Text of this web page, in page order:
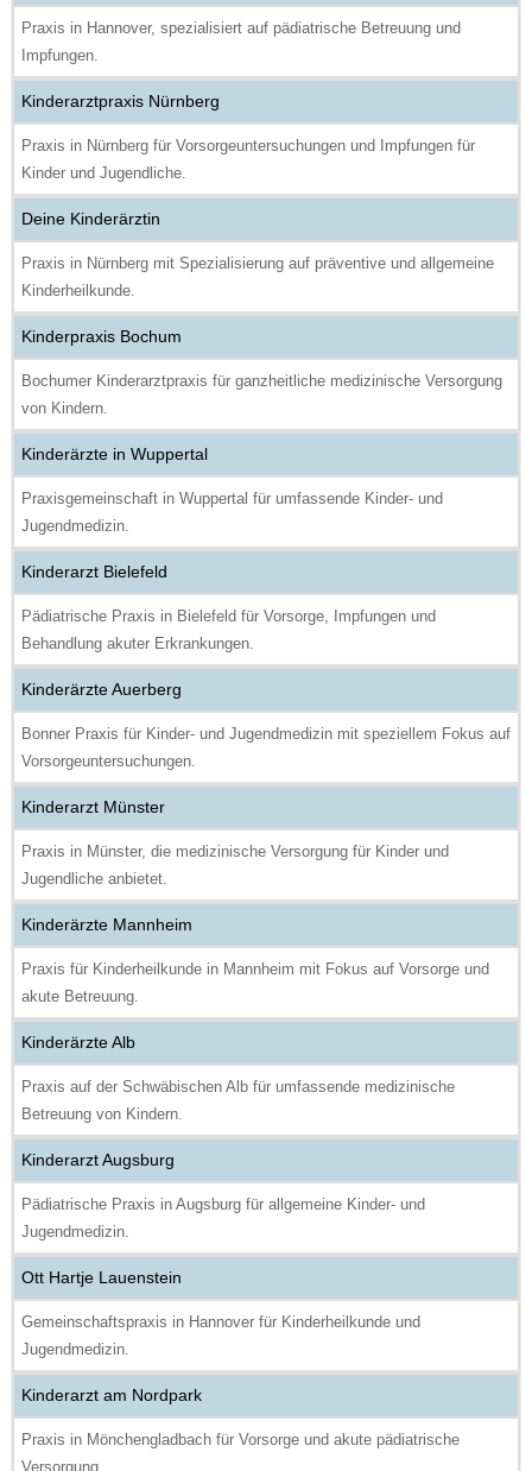
Praxis in Hannover, spezialisiert auf pädiatrische Betreuung und
Impfungen.
Kinderarztpraxis Nürnberg
Praxis in Nürnberg für Vorsorgeuntersuchungen und Impfungen für
Kinder und Jugendliche.
Deine Kinderärztin
Praxis in Nürnberg mit Spezialisierung auf präventive und allgemeine
Kinderheilkunde.
Kinderpraxis Bochum
Bochumer Kinderarztpraxis für ganzheitliche medizinische Versorgung
von Kindern.
Kinderärzte in Wuppertal
Praxisgemeinschaft in Wuppertal für umfassende Kinder- und
Jugendmedizin.
Kinderarzt Bielefeld
Pädiatrische Praxis in Bielefeld für Vorsorge, Impfungen und
Behandlung akuter Erkrankungen.
Kinderärzte Auerberg
Bonner Praxis für Kinder- und Jugendmedizin mit speziellem Fokus auf
Vorsorgeuntersuchungen.
Kinderarzt Münster
Praxis in Münster, die medizinische Versorgung für Kinder und
Jugendliche anbietet.
Kinderärzte Mannheim
Praxis für Kinderheilkunde in Mannheim mit Fokus auf Vorsorge und
akute Betreuung.
Kinderärzte Alb
Praxis auf der Schwäbischen Alb für umfassende medizinische
Betreuung von Kindern.
Kinderarzt Augsburg
Pädiatrische Praxis in Augsburg für allgemeine Kinder- und
Jugendmedizin.
Ott Hartje Lauenstein
Gemeinschaftspraxis in Hannover für Kinderheilkunde und
Jugendmedizin.
Kinderarzt am Nordpark
Praxis in Mönchengladbach für Vorsorge und akute pädiatrische
Versorgung.